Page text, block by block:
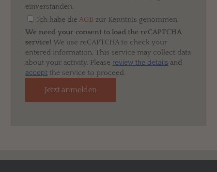
einverstanden.
Ich habe dieAGB zur Kenntnis genommen.
We need your consent to load the reCAPTCHA
service!We use reCAPTCHA to check your
entered information. This service may collect data
about your activity. Please review the details and
accept the service to proceed.
Jetzt anmelden